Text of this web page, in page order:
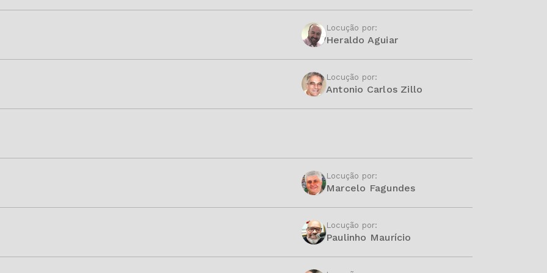
Locução por:
Heraldo Aguiar
Locução por:
Antonio Carlos Zillo
Locução por:
Marcelo Fagundes
Locução por:
Paulinho Maurício